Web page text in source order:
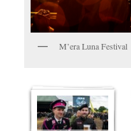
M’era Luna Festival